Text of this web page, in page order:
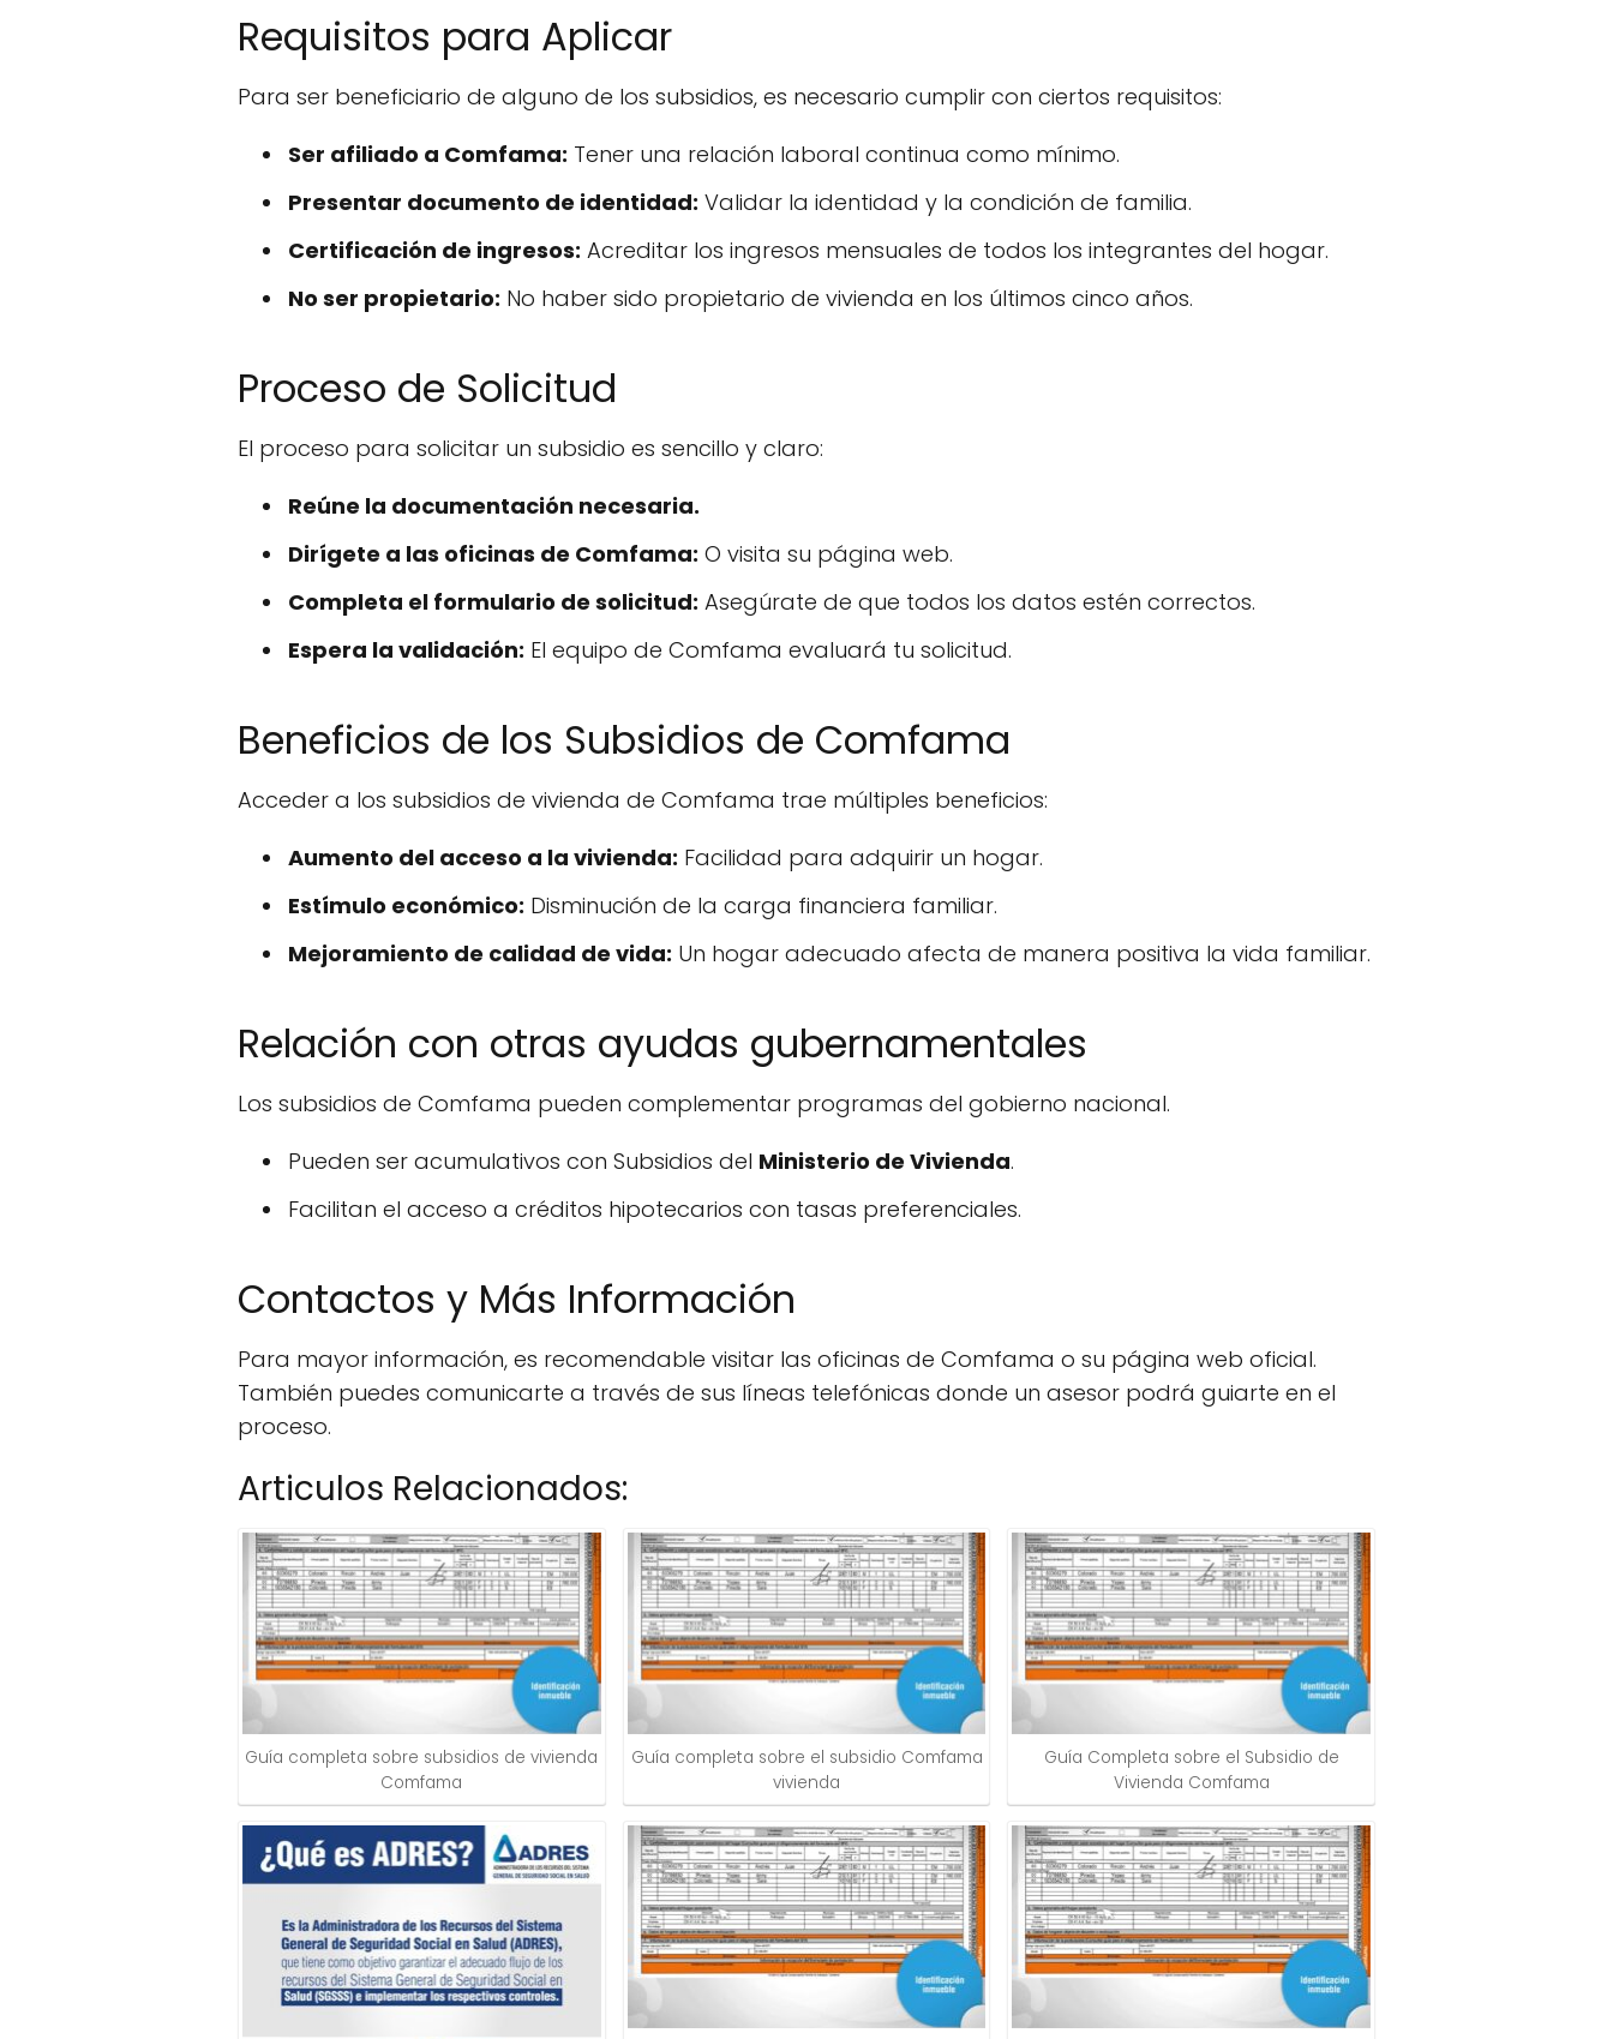
Requisitos para Aplicar
Para ser beneficiario de alguno de los subsidios, es necesario cumplir con ciertos requisitos:
Ser afiliado a Comfama: Tener una relación laboral continua como mínimo.
Presentar documento de identidad: Validar la identidad y la condición de familia.
Certificación de ingresos: Acreditar los ingresos mensuales de todos los integrantes del hogar.
No ser propietario: No haber sido propietario de vivienda en los últimos cinco años.
Proceso de Solicitud
El proceso para solicitar un subsidio es sencillo y claro:
Reúne la documentación necesaria.
Dirígete a las oficinas de Comfama: O visita su página web.
Completa el formulario de solicitud: Asegúrate de que todos los datos estén correctos.
Espera la validación: El equipo de Comfama evaluará tu solicitud.
Beneficios de los Subsidios de Comfama
Acceder a los subsidios de vivienda de Comfama trae múltiples beneficios:
Aumento del acceso a la vivienda: Facilidad para adquirir un hogar.
Estímulo económico: Disminución de la carga financiera familiar.
Mejoramiento de calidad de vida: Un hogar adecuado afecta de manera positiva la vida familiar.
Relación con otras ayudas gubernamentales
Los subsidios de Comfama pueden complementar programas del gobierno nacional.
Pueden ser acumulativos con Subsidios del Ministerio de Vivienda.
Facilitan el acceso a créditos hipotecarios con tasas preferenciales.
Contactos y Más Información
Para mayor información, es recomendable visitar las oficinas de Comfama o su página web oficial.
También puedes comunicarte a través de sus líneas telefónicas donde un asesor podrá guiarte en el
proceso.
Articulos Relacionados:
Guía completa sobre subsidios de vivienda
Comfama
Guía completa sobre el subsidio Comfama
vivienda
Guía Completa sobre el Subsidio de
Vivienda Comfama